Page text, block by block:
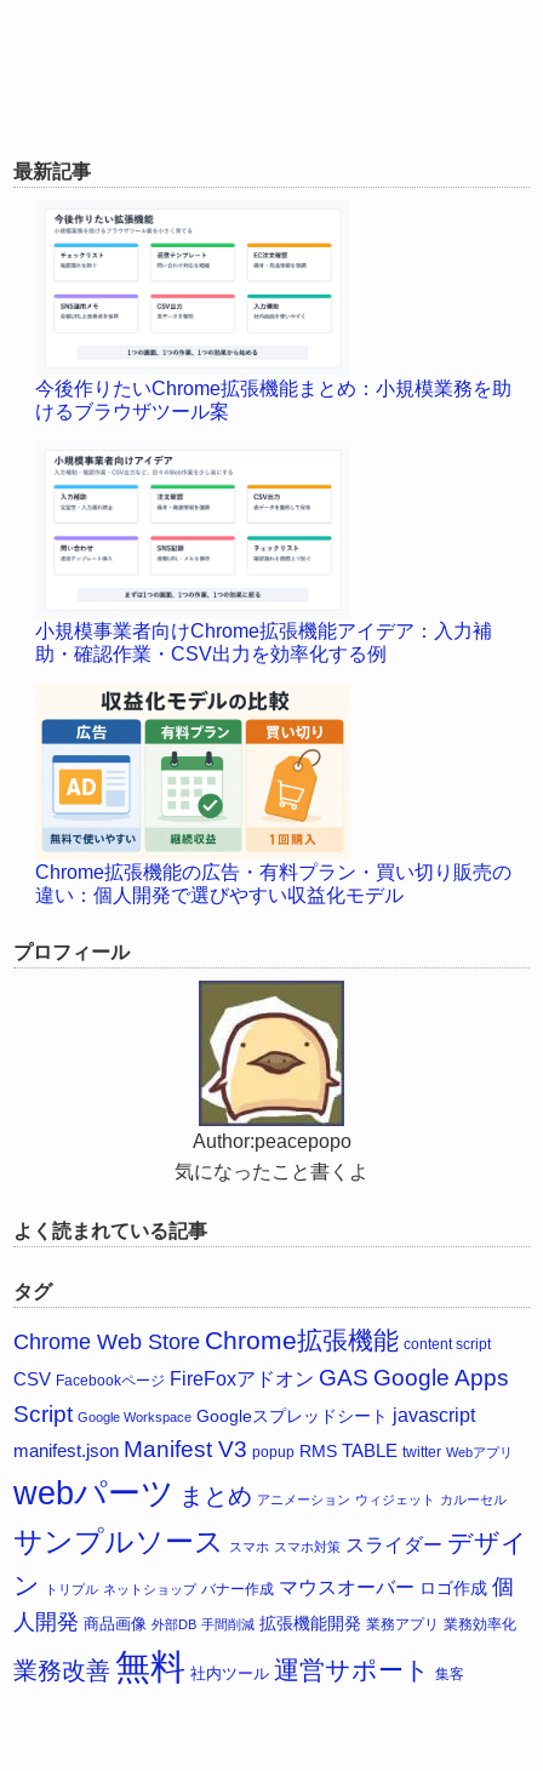
最新記事
今後作りたいChrome拡張機能まとめ：小規模業務を助
けるブラウザツール案
小規模事業者向けChrome拡張機能アイデア：入力補
助・確認作業・CSV出力を効率化する例
Chrome拡張機能の広告・有料プラン・買い切り販売の
違い：個人開発で選びやすい収益化モデル
プロフィール
Author:peacepopo
気になったこと書くよ
よく読まれている記事
タグ
Chrome Web Store Chrome拡張機能 content script
CSV Facebookページ FireFoxアドオン GAS Google Apps
Script Google Workspace Googleスプレッドシート javascript
manifest.json Manifest V3 popup RMS TABLE twitter Webアプリ
webパーツ まとめ アニメーション ウィジェット カルーセル
サンプルソース スマホ スマホ対策 スライダー デザイ
ン
トリプル ネットショップ バナー作成 マウスオーバー ロゴ作成 個
人開発 商品画像 外部DB 手間削減 拡張機能開発 業務アプリ 業務効率化
業務改善無料 社内ツール 運営サポート 集客